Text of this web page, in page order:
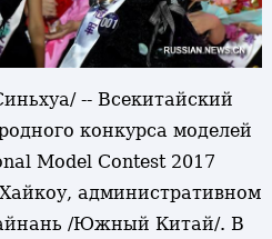
-- Всекитайский
конкурса моделей
Model Contest 2017
административном
/Южный Китай/. В